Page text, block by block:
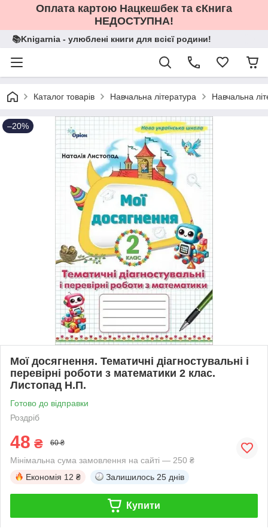
Оплата картою Нацкешбек та єКнига
НЕДОСТУПНА!
📚Knigarnia - улюблені книги для всієї родини!
Каталог товарів Навчальна література Навчальна
–20%
Мої досягнення. Тематичні діагностувальні і
перевірні роботи з математики 2 клас.
Листопад Н.П.
Готово до відправки
Роздріб
48 ₴ 60 ₴
Мінімальна сума замовлення на сайті — 250 ₴
Економія 12 ₴ Залишилось 25 днів
Купити